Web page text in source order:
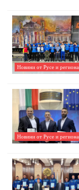
Новини от Русе и региона
Новини от Русе и региона